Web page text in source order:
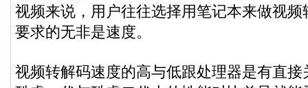
视频来说，用户往往选择用笔记本来做视
要求的无非是速度。
视频转解码速度的高与低跟处理器是有直